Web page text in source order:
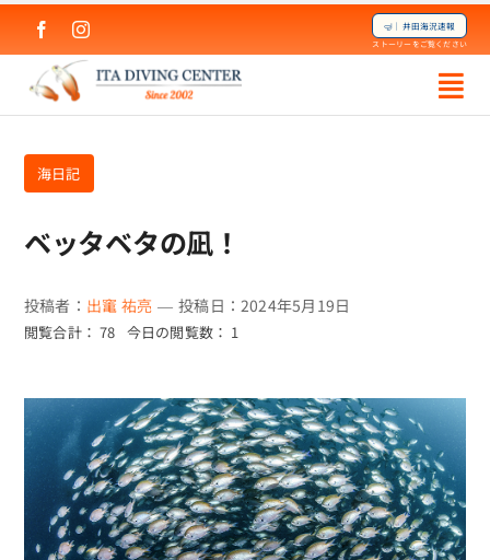
content
🤿｜井田海況速報
ストーリーをご覧ください
海日記
ベッタベタの凪！
投稿者： 出竃 祐亮 — 投稿日：2024年5月19日
閲覧合計： 78 今日の閲覧数： 1